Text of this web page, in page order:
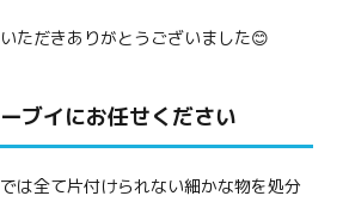
ただきありがとうございました😊
ブイにお任せください
は全て片付けられない細かな物を処分